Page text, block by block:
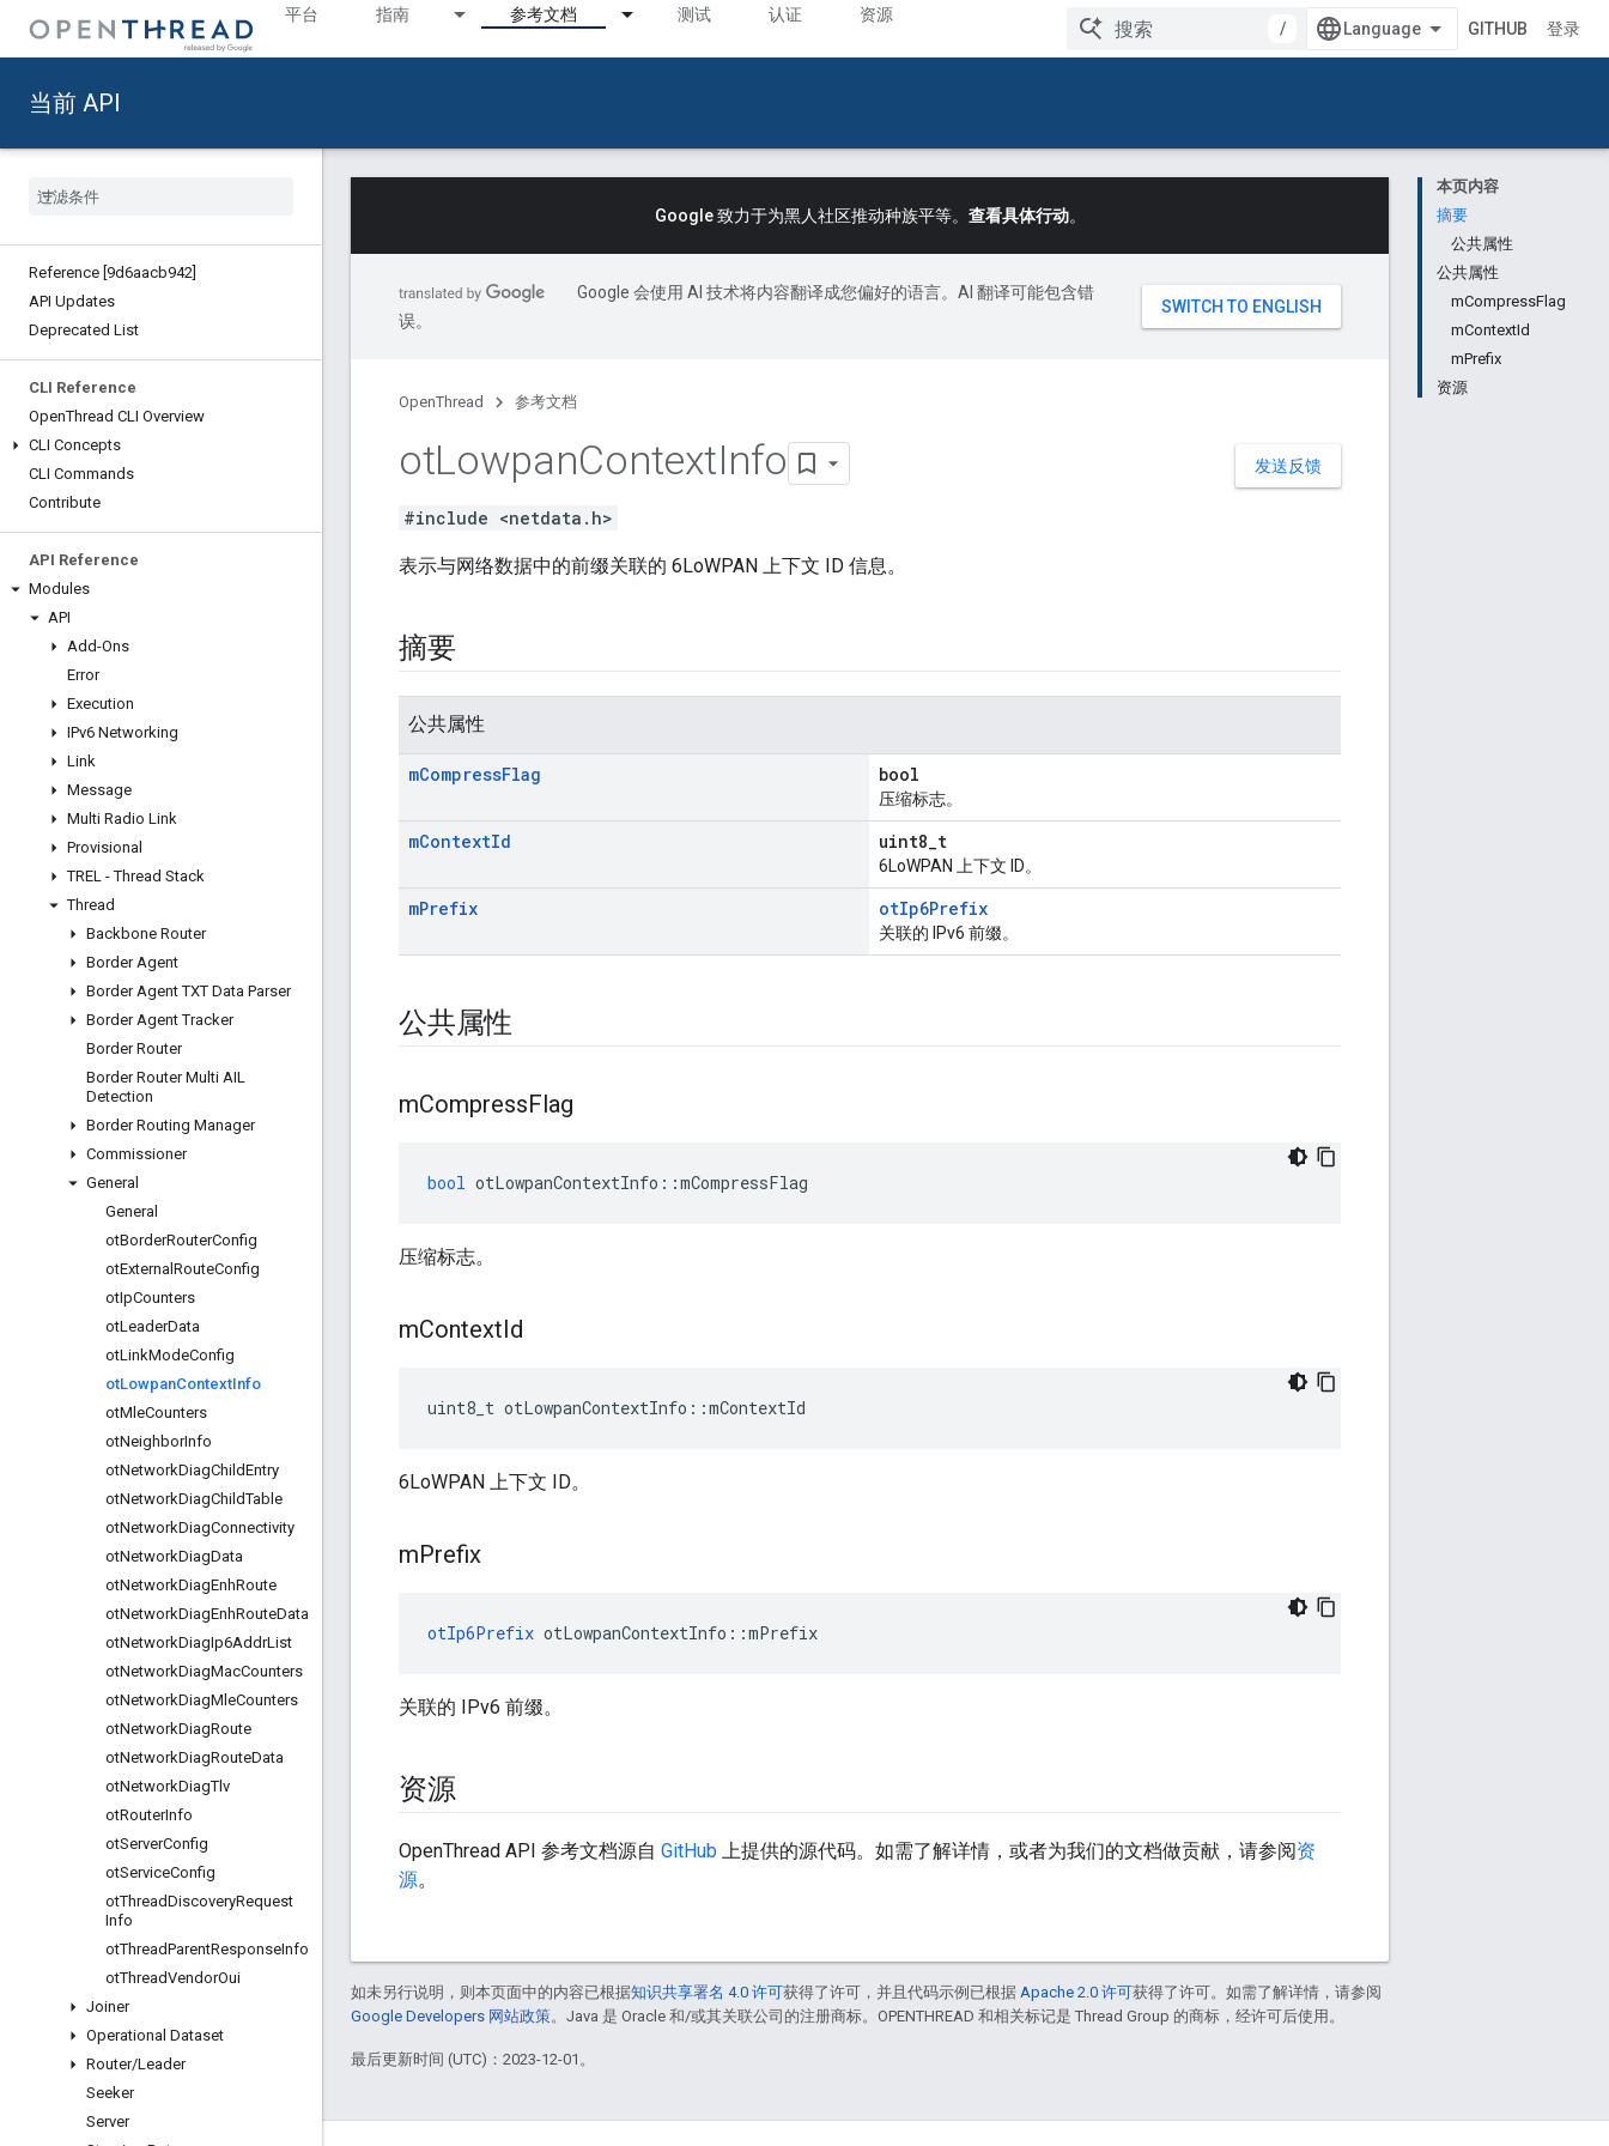
平台 指南 参考文档 测试 认证 资源
/ GITHUB 登录
当前 API
Reference [9d6aacb942]
API Updates
Deprecated List
CLI Reference
OpenThread CLI Overview
CLI Concepts
CLI Commands
Contribute
API Reference
Modules
API
Add-Ons
Error
Execution
IPv6 Networking
Link
Message
Multi Radio Link
Provisional
TREL - Thread Stack
Thread
Backbone Router
Border Agent
Border Agent TXT Data Parser
Border Agent Tracker
Border Router
Border Router Multi AIL
Detection
Border Routing Manager
Commissioner
General
General
otBorderRouterConfig
otExternal RouteConfig
otIpCounters
otLeaderData
otLinkModeConfig
otLowpanContextInfo
otMleCounters
otNeighborInfo
otNetworkDiagChildEntry
otNetworkDiagChildTable
otNetworkDiagConnectivity
otNetworkDiagData
otNetworkDiagEnhRoute
otNetworkDiagEnhRouteData
otNetworkDiagIp6AddrList
otNetworkDiagMacCounters
otNetworkDiagMleCounters
otNetworkDiagRoute
otNetworkDiagRouteData
otNetworkDiagTlv
otRouterInfo
otServerConfig
otServiceConfig
otThreadDiscoveryRequest
Info
otThreadParentResponseInfo
otThreadVendorOui
Joiner
Operational Dataset
Router/Leader
Seeker
Server
本页内容
摘要
公共属性
公共属性
mCompressFlag
mContextId
mPrefix
资源
Google 致力于为黑人社区推动种族平等。 查看具体行动。
Google 会使用 AI 技术将内容翻译成您偏好的语言。AI 翻译可能包含错
误。
OpenThread 参考文档
发送反馈
otLowpanContextInfo
#include <netdata.h>
表示与网络数据中的前缀关联的 6LoWPAN 上下文 ID 信息。
摘要
公共属性
mCompressFlag bool
压缩标志。
mContextId uint8_t
6LoWPAN 上下文 ID。
mPrefix otIp6Prefix
关联的 IPv6 前缀。
公共属性
mCompressFlag
bool otLowpanContextInfo ::mCompressFlag
压缩标志。
mContextId
uint8_t otLowpanContextInfo ::mContextId
6LoWPAN 上下文 ID。
mPrefix
otIp6Prefix otLowpanContextInfo ::mPrefix
关联的 IPv6 前缀。
资源
OpenThread API 参考文档源自 GitHub 上提供的源代码。如需了解详情，或者为我们的文档做贡献，请参阅资
源。
如未另行说明，则本页面中的内容已根据知识共享署名 4.0 许可获得了许可，并且代码示例已根据 Apache 2.0 许可获得了许可。如需了解详情，请参阅
Google Developers 网站政策。Java 是 Oracle 和/或其关联公司的注册商标。OPENTHREAD 和相关标记是 Thread Group 的商标，经许可后使用。
最后更新时间 (UTC)：2023-12-01。